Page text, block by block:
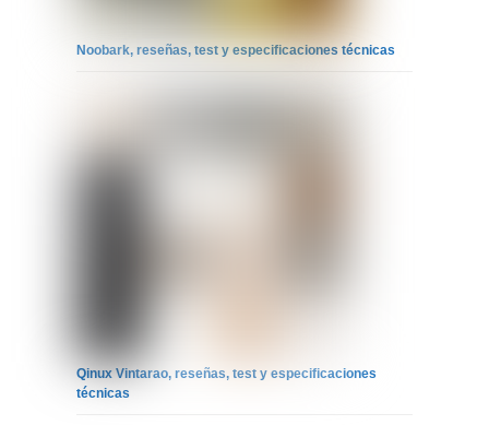
Noobark, reseñas, test y especificaciones técnicas
Qinux Vintarao, reseñas, test y especificaciones
técnicas